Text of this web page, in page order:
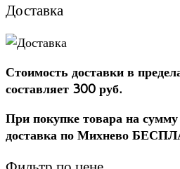
Доставка
Стоимость доставки в
составляет 300 руб.
При покупке товара на
доставка по Михнево